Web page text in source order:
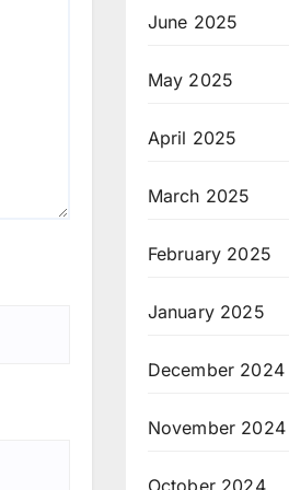
June 2025
May 2025
April 2025
March 2025
February 2025
January 2025
December 2024
November 2024
October 2024